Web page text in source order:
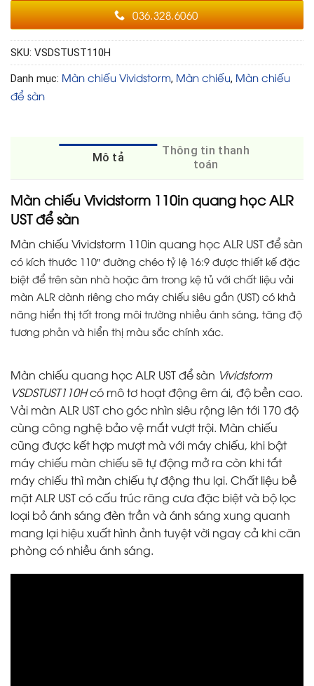
036.328.6060
SKU: VSDSTUST110H
Danh mục: Màn chiếu Vividstorm, Màn chiếu, Màn chiếu
để sàn
Mô tả
Thông tin thanh
toán
Màn chiếu Vividstorm 110in quang học ALR
UST để sàn
Màn chiếu Vividstorm 110in quang học ALR UST để sàn
có kích thước 110″ đường chéo tỷ lệ 16:9 được thiết kế đặc
biệt để trên sàn nhà hoặc âm trong kệ tủ với chất liệu vải
màn ALR dành riêng cho máy chiếu siêu gần (UST) có khả
năng hiển thị tốt trong môi trường nhiều ánh sáng, tăng độ
tương phản và hiển thị màu sắc chính xác.
Màn chiếu quang học ALR UST để sàn Vividstorm
VSDSTUST110Hcó mô tơ hoạt động êm ái, độ bền cao.
Vải màn ALR UST cho góc nhìn siêu rộng lên tới 170 độ
cùng công nghệ bảo vệ mắt vượt trội. Màn chiếu
cũng được kết hợp mượt mà với máy chiếu, khi bật
máy chiếu màn chiếu sẽ tự động mở ra còn khi tắt
máy chiếu thì màn chiếu tự động thu lại. Chất liệu bề
mặt ALR UST có cấu trúc răng cưa đặc biệt và bộ lọc
loại bỏ ánh sáng đèn trần và ánh sáng xung quanh
mang lại hiệu xuất hình ảnh tuyệt vời ngay cả khi căn
phòng có nhiều ánh sáng.